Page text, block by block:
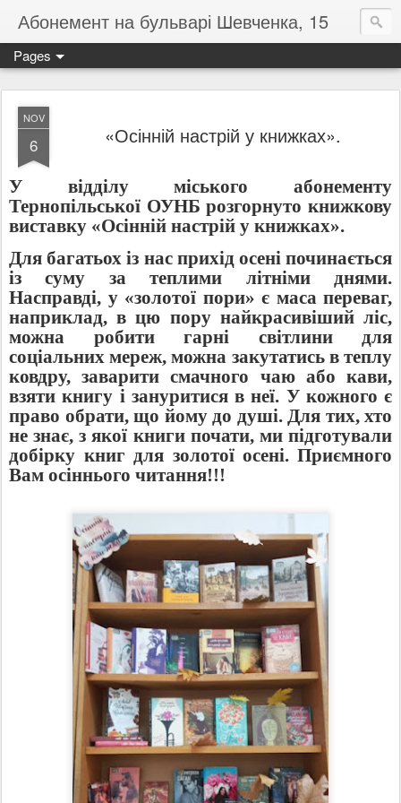
Абонемент на бульварі Шевченка, 15
Pages
NOV
6 «Осінній настрій у книжках».
У відділу міського абонементу
Тернопільської ОУНБ розгорнуто книжкову
виставку «Осінній настрій у книжках».
Для багатьох із нас прихід осені починається
із суму за теплими літніми днями.
Насправді, у «золотої пори» є маса переваг,
наприклад, в цю пору найкрасивіший ліс,
можна робити гарні світлини для
соціальних мереж, можна закутатись в теплу
ковдру, заварити смачного чаю або кави,
взяти книгу і зануритися в неї. У кожного є
право обрати, що йому до душі. Для тих, хто
не знає, з якої книги почати, ми підготували
добірку книг для золотої осені. Приємного
Вам осіннього читання!!!